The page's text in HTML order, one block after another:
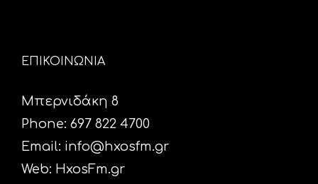
ΕΠΙΚΟΙΝΩΝΙΑ
Μπερνιδάκη 8
Phone: 697 822 4700
Email: info@hxosfm.gr
Web: HxosFm.gr